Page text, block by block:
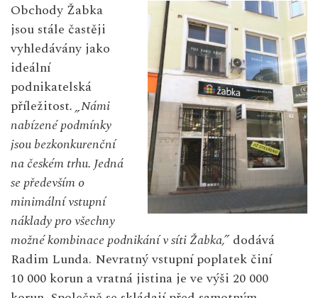
Obchody Žabka
jsou stále častěji
vyhledávány jako
ideální
podnikatelská
příležitost. „Námi
nabízené podmínky
jsou bezkonkurenční
na českém trhu. Jedná
se především o
minimální vstupní
náklady pro všechny
možné kombinace podnikání v síti Žabka,” dodává
Radim Lunda. Nevratný vstupní poplatek činí
10 000 korun a vratná jistina je ve výši 20 000